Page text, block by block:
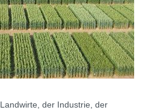
der Industrie, der